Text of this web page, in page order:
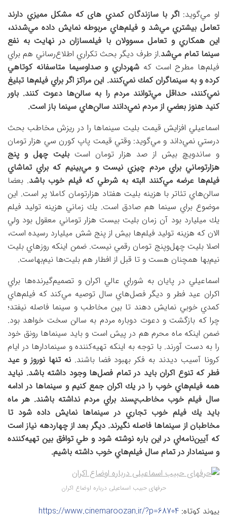
او مي‌گويد:اگر با سازندگان كمدي های كه مشكل مميزي دارند
تعامل بيشتري مي‌شد و فيلم‌هاي مربوطه نمايش داده مي‌شدند،
اين همكاري و تعامل مسوولان با فيلمسازان در نهايت به نفع
سينما تمام مي‌شد.از طرف ديگر بحث تكراري اطلاع‌رساني هم براي
فيلم‌ها مطرح است كه شهرداري و صداوسيما متاسفانه كوتاهي
كرده و به سينماگران كمك نمي‌كنند. اين مراكز اگر براي فيلم‌ها تبليغ
نمي‌كنند، حداقل مي‌توانند مردم را به سالن‌ها دعوت كنند. باور
كنيد هنوز بعضي از مردم نمي‌دانند سالن‌هاي سينما باز است.
اسماعيلي افزايش قيمت بليت سينماها را در ريزش مخاطب بحث
درستي نمي‌داند و مي‌گويد: وقتي قيمت پاپ كورن سي هزار تومان
و ساندويچ بيش از صد هزار تومان است بليت چهل و پنج
هزارتوماني براي مردم چيزي نيست و مي‌بينيم كه براي تماشاي
فيلم‌ها عرضه مي‌كنند البته به شرطي كه فيلم خوب باشد. بعضا
سالن‌هاي تئاتر با هزينه بليت هفتاد هزارتومان كاملا پر است. اين
موضوع براي سينما هم صادق است. يك زماني هزينه توليد فيلم
يك ميليارد بود آن زمان بليت بيست هزار توماني معقول بود ولي
الان كه هزينه توليد فيلم‌ها بيش از پنج شش ميليارد رسيده است،
اصلا بليت چهل‌وپنج تومان رقمي نيست. ضمن اينكه روزهاي بليت
نيم‌بها همچنان هست و تا قبل از افطار هم بليت‌ها نيم‌بهاست.
اسماعيلي در پايان به شوراي عالي اكران و تصميم‌گيرنده‌ها براي
اكران عيد فطر و ديگر فصل‌هاي سال توصيه مي‌كند كه فيلم‌هاي
كمدي خوبي نمايش دهند تا بين مخاطب و سينما فاصله نيفتد؛
چرا كه بازگشت و دعوت دوباره مردم به سالن سخت خواهد بود.
ضمن اينكه ماه محرم هم در پيش است و بايد سينماها رونق خود
را به دست آورند. با توجه به اينكه تهيه‌كننده و سينمادارها در ايام
كرونا آسيب ديدند به فكر بهبود فضا باشند.نه تنها نوروز و عيد
فطر كه تنوع اكران بايد در تمام فصل‌ها وجود داشته باشد. نبايد
همه فيلم‌هاي خوب را در يك اكران جمع كنيم و سينماها در ادامه
سال فيلم خوب مخاطب‌پسند براي مردم نداشته باشند. هر ماه
بايد يك فيلم خوب تجاري در سينماها نمايش داده شود تا
مخاطبان از سينماها فاصله نگيرند. ديگر بعد از چهاردهه نياز است
كه آيين‌نامه‌اي در اين باره نوشته شود و طي توافق بين تهيه‌كننده
و سينمادار در تمام سال فيلم‌هاي خوب داشته باشيم.
حرفهای حبیب اسماعیلی درباره اوضاع اکران
پیوند کوتاه: https://www.cinemaroozan.ir/?p=68704